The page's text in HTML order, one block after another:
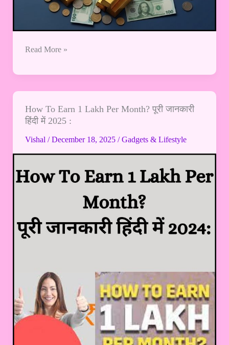
Read More »
How To Earn 1 Lakh Per Month? पूरी जानकारी
हिंदी में 2025 :
Vishal /December 18, 2025 /Gadgets & Lifestyle
How
To
Lakh
Per
Month?
हिंदी
में